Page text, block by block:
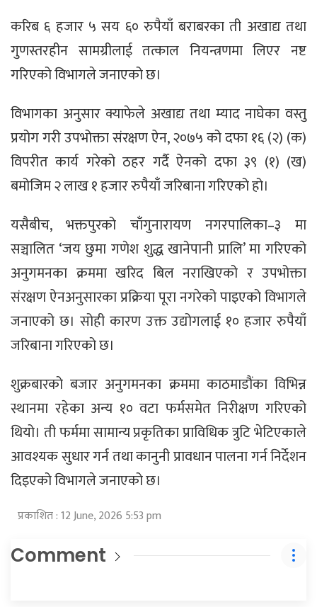
करिब ६ हजार ५ सय ६० रुपैयाँ बराबरका ती अखाद्य तथा
गुणस्तरहीन सामग्रीलाई तत्काल नियन्त्रणमा लिएर नष्ट
गरिएको विभागले जनाएको छ।
विभागका अनुसार क्याफेले अखाद्य तथा म्याद नाघेका वस्तु
प्रयोग गरी उपभोक्ता संरक्षण ऐन, २०७५ को दफा १६ (२) (क)
विपरीत कार्य गरेको ठहर गर्दै ऐनको दफा ३९ (१) (ख)
बमोजिम २ लाख १ हजार रुपैयाँ जरिबाना गरिएको हो।
यसैबीच, भक्तपुरको चाँगुनारायण नगरपालिका–३ मा
सञ्चालित ‘जय छुमा गणेश शुद्ध खानेपानी प्रालि’ मा गरिएको
अनुगमनका क्रममा खरिद बिल नराखिएको र उपभोक्ता
संरक्षण ऐनअनुसारका प्रक्रिया पूरा नगरेको पाइएको विभागले
जनाएको छ। सोही कारण उक्त उद्योगलाई १० हजार रुपैयाँ
जरिबाना गरिएको छ।
शुक्रबारको बजार अनुगमनका क्रममा काठमाडौंका विभिन्न
स्थानमा रहेका अन्य १० वटा फर्मसमेत निरीक्षण गरिएको
थियो। ती फर्ममा सामान्य प्रकृतिका प्राविधिक त्रुटि भेटिएकाले
आवश्यक सुधार गर्न तथा कानुनी प्रावधान पालना गर्न निर्देशन
दिइएको विभागले जनाएको छ।
प्रकाशित : 12 June, 2026 5:53 pm
Comment